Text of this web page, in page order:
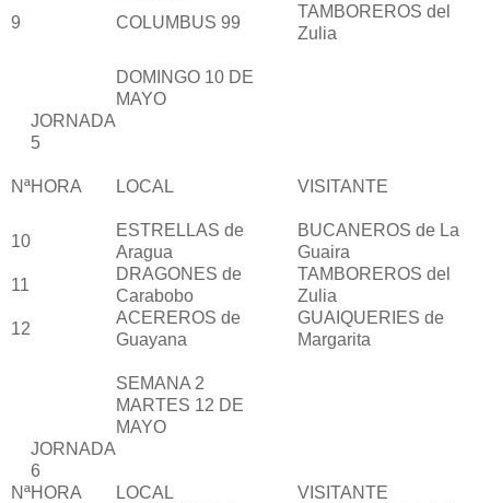
9
COLUMBUS 99
TAMBOREROS del
Zulia
DOMINGO 10 DE
MAYO
JORNADA
5
NªHORA LOCAL VISITANTE
10
ESTRELLAS de
Aragua
BUCANEROS de La
Guaira
11
DRAGONES de
Carabobo
TAMBOREROS del
Zulia
12
ACEREROS de
Guayana
GUAIQUERIES de
Margarita
SEMANA 2
MARTES 12 DE
MAYO
JORNADA
6
NªHORA LOCAL
VISITANTE